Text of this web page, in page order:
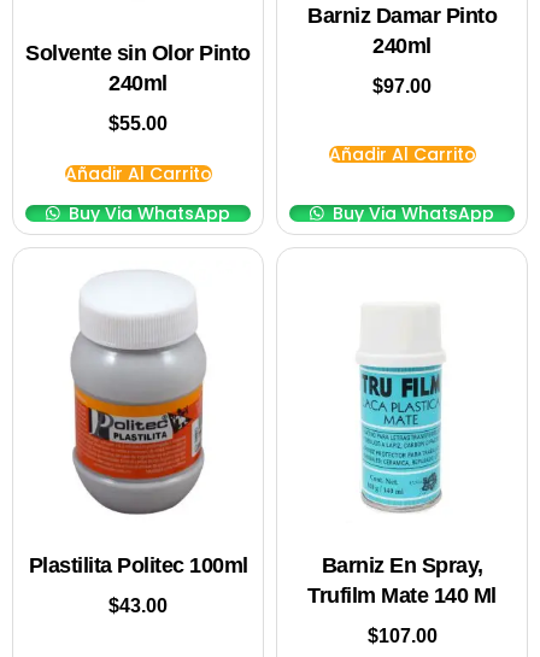
Solvente sin Olor Pinto
240ml
$55.00
Añadir Al Carrito
Buy Via WhatsApp
Barniz Damar Pinto
240ml
$97.00
Añadir Al Carrito
Buy Via WhatsApp
Plastilita Politec 100ml
$43.00
Barniz En Spray,
Trufilm Mate 140 Ml
$107.00